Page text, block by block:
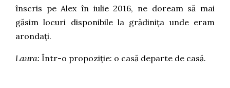
înscris pe Alex în iulie 2016, ne doream să mai
găsim locuri disponibile la grădinița unde eram
arondați.
Laura: Într-o propoziție: o casă departe de casă.